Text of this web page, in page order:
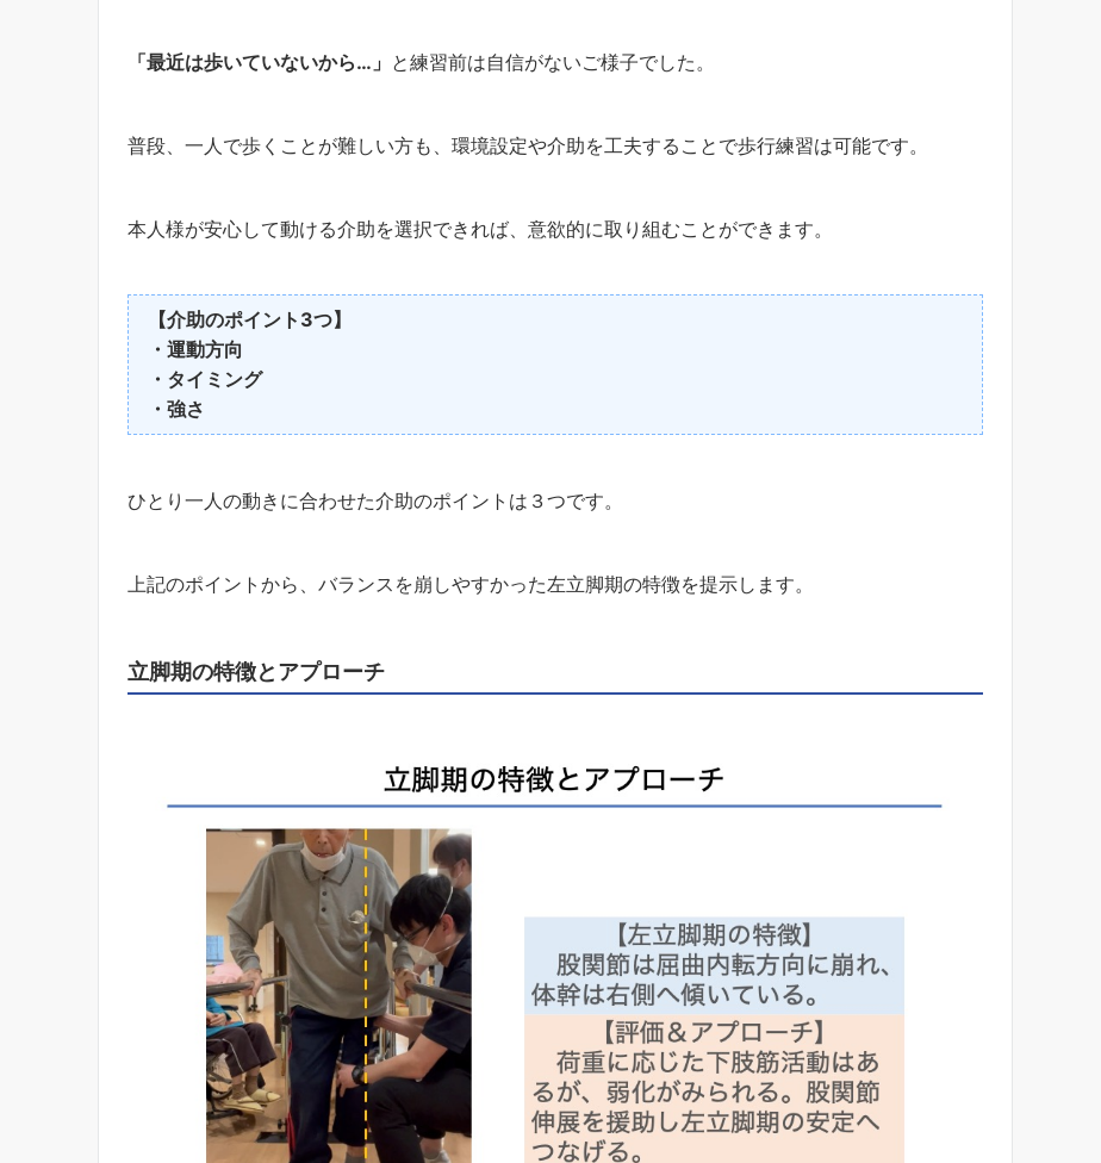
「最近は歩いていないから…」 と練習前は自信がないご様子でした。
普段、一人で歩くことが難しい方も、環境設定や介助を工夫することで歩行練習は可能です。
本人様が安心して動ける介助を選択できれば、意欲的に取り組むことができます。
【介助のポイント3つ】
・運動方向
・タイミング
・強さ
ひとり一人の動きに合わせた介助のポイントは３つです。
上記のポイントから、バランスを崩しやすかった左立脚期の特徴を提示します。
立脚期の特徴とアプローチ